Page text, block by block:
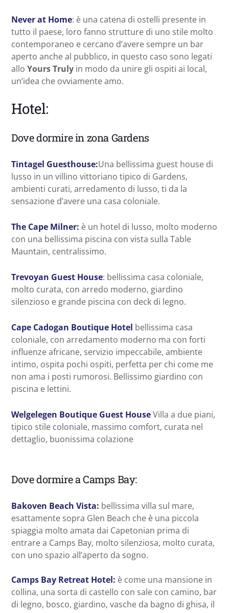
Never at Home: è una catena di ostelli presente in
tutto il paese, loro fanno strutture di uno stile molto
contemporaneo e cercano d’avere sempre un bar
aperto anche al pubblico, in questo caso sono legati
allo Yours Truly in modo da unire gli ospiti ai local,
un’idea che ovviamente amo.
Hotel:
Dove dormire in zona Gardens
Tintagel Guesthouse:Una bellissima guest house di
lusso in un villino vittoriano tipico di Gardens,
ambienti curati, arredamento di lusso, ti da la
sensazione d’avere una casa coloniale.
The Cape Milner: è un hotel di lusso, molto moderno
con una bellissima piscina con vista sulla Table
Mauntain, centralissimo.
Trevoyan Guest House: bellissima casa coloniale,
molto curata, con arredo moderno, giardino
silenzioso e grande piscina con deck di legno.
Cape Cadogan Boutique Hotel bellissima casa
coloniale, con arredamento moderno ma con forti
influenze africane, servizio impeccabile, ambiente
intimo, ospita pochi ospiti, perfetta per chi come me
non ama i posti rumorosi. Bellissimo giardino con
piscina e lettini.
Welgelegen Boutique Guest HouseVilla a due piani,
tipico stile coloniale, massimo comfort, curata nel
dettaglio, buonissima colazione
Dove dormire a Camps Bay:
Bakoven Beach Vista: bellissima villa sul mare,
esattamente sopra Glen Beach che è una piccola
spiaggia molto amata dai Capetonian prima di
entrare a Camps Bay, molto silenziosa, molto curata,
con uno spazio all’aperto da sogno.
Camps Bay Retreat Hotel: è come una mansione in
collina, una sorta di castello con sale con camino, bar
di legno, bosco, giardino, vasche da bagno di ghisa, il